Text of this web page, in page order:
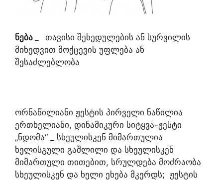
ნება
თავისი შეხედულების ან სურვილის
მიხედვით მოქცევის უფლება ან
შესაძლებლობა
ორნაწილიანი ჟესტის პირველი ნაწილია
ერთხელიანი, დინამიკური სიტყვა-ჟესტი
„ნდომა“ _ სხეულისკენ მიმართულია
ხელისგული გაშლილი და სხეულისკენ
მიმართული თითებით, სრულდება მოძრაობა
სხეულისკენ და ხელი ეხება მკერდს; ჟესტის